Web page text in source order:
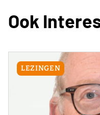
Ook
LEZINGEN